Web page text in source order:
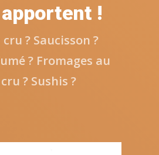
!
? Saucisson ?
? Fromages au
? Sushis ?